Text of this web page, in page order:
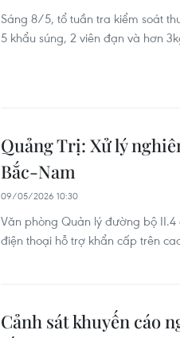
Sáng 8/5, tổ tuần tra kiểm soát
5 khẩu súng, 2 viên đạn và hơn
Quảng Trị: Xử lý
Bắc-Nam
09/05/2026 10:30
Văn phòng Quản lý đường bộ
điện thoại hỗ trợ khẩn cấp trên
Cảnh sát khuyến cáo